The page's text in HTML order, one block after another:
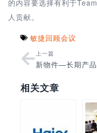
的内容要选择有利于
人贡献。
敏捷回顾会议
上一篇
相关文章